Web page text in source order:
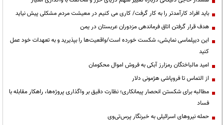
باید افراد کارآمدتر را به کار گرفت/ کاری می کنیم در معیشت مردم مشکلی پیش نیاید
هدف قرار گرفتن اتاق‌ فرماندهی مزدوران عربستان در یمن
این دیپلماسی نمایشی، شکست خورده است/واقعیت‌ها را بپذیرید و به تعهدات خود عمل
کنید
امید مالباختگان رمزارز آبکی به فروش اموال محکومان
از التماس تا فروپاشی هژمونی دلار
مطالبه برای شکستن انحصار پیمانکاری؛ نظارت دقیق بر واگذاری پروژه‌ها، راهکار مقابله با
فساد
حمله نیروهای اسرائیلی به خبرنگار پرس‌تی‌وی